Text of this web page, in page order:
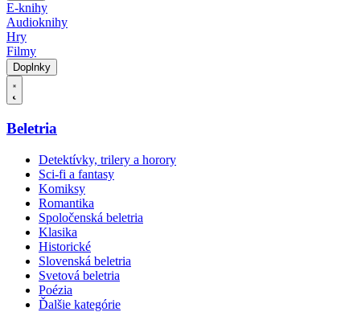
E-knihy
Audioknihy
Hry
Filmy
Doplnky
Beletria
Detektívky, trilery a horory
Sci-fi a fantasy
Komiksy
Romantika
Spoločenská beletria
Klasika
Historické
Slovenská beletria
Svetová beletria
Poézia
Ďalšie kategórie